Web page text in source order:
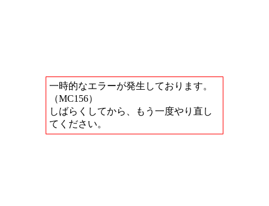
一時的なエラーが発生しております。
（MC156）
しばらくしてから、もう一度やり直し
てください。